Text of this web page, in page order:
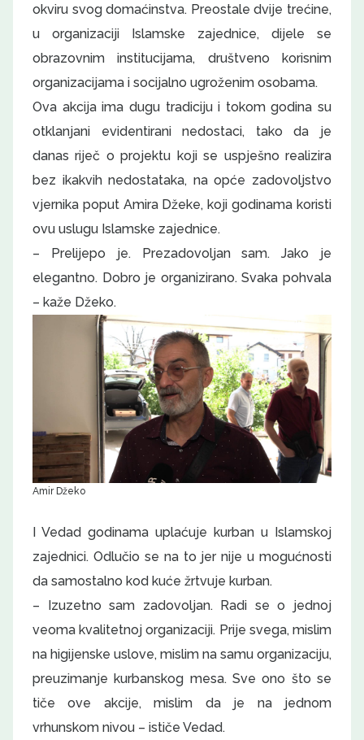
okviru svog domaćinstva. Preostale dvije trećine,
u organizaciji Islamske zajednice, dijele se
obrazovnim institucijama, društveno korisnim
organizacijama i socijalno ugroženim osobama.
Ova akcija ima dugu tradiciju i tokom godina su
otklanjani evidentirani nedostaci, tako da je
danas riječ o projektu koji se uspješno realizira
bez ikakvih nedostataka, na opće zadovoljstvo
vjernika poput Amira Džeke, koji godinama koristi
ovu uslugu Islamske zajednice.
– Prelijepo je. Prezadovoljan sam. Jako je
elegantno. Dobro je organizirano. Svaka pohvala
– kaže Džeko.
Amir Džeko
I Vedad godinama uplaćuje kurban u Islamskoj
zajednici. Odlučio se na to jer nije u mogućnosti
da samostalno kod kuće žrtvuje kurban.
– Izuzetno sam zadovoljan. Radi se o jednoj
veoma kvalitetnoj organizaciji. Prije svega, mislim
na higijenske uslove, mislim na samu organizaciju,
preuzimanje kurbanskog mesa. Sve ono što se
tiče ove akcije, mislim da je na jednom
vrhunskom nivou – ističe Vedad.